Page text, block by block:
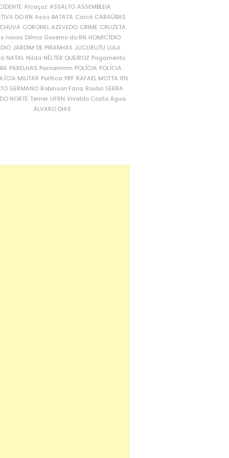
Alcaçuz ASSALTO ASSEMBLEIA
DO RN Assu BATATA Caicó CARAÚBAS
CORONEL AZEVEDO CRIME CRUZETA
novos Dilma Governo do RN HOMICÍDIO
JARDIM DE PIRANHAS JUCURUTU LULA
NATAL Nilda NÉLTER QUEIROZ Pagamento
PARELHAS Parnamirim POLÍCIA POLÍCIA
MILITAR Política PRF RAFAEL MOTTA RN
GERMANO Robinson Faria Roubo SERRA
NORTE Temer UFRN Vivaldo Costa Água
ÁLVARO DIAS